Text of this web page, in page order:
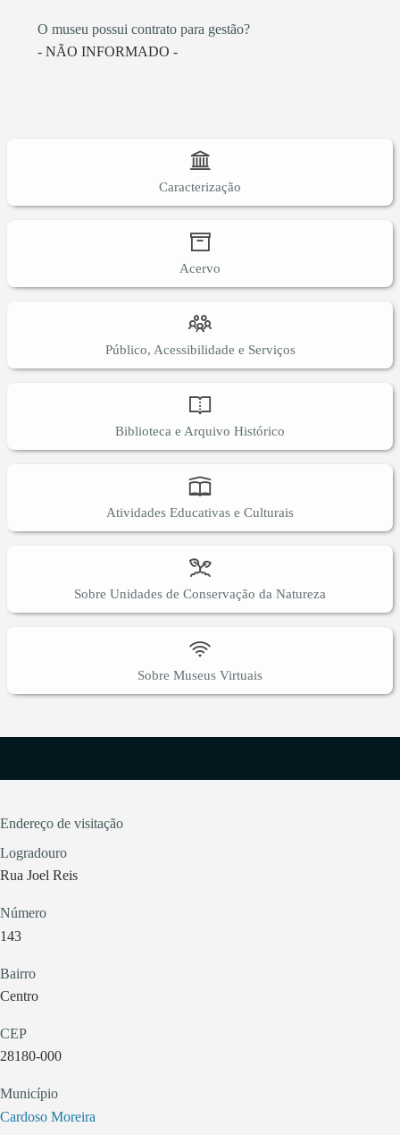
O museu possui contrato para gestão?
- NÃO INFORMADO -
Caracterização
Acervo
Público, Acessibilidade e Serviços
Biblioteca e Arquivo Histórico
Atividades Educativas e Culturais
Sobre Unidades de Conservação da Natureza
Sobre Museus Virtuais
Endereço de visitação
Logradouro
Rua Joel Reis
Número
143
Bairro
Centro
CEP
28180-000
Município
Cardoso Moreira